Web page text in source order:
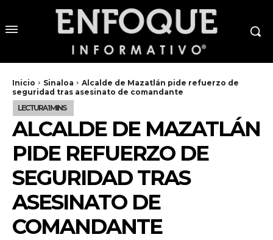
Inicio Sinaloa
Alcalde de Mazatlán pide refuerzo de
seguridad tras asesinato de comandante
ALCALDE DE MAZATLÁN
PIDE REFUERZO DE
SEGURIDAD TRAS
ASESINATO DE
COMANDANTE